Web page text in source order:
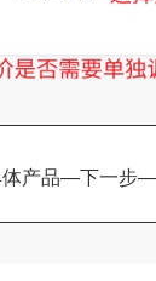
产品—下一步